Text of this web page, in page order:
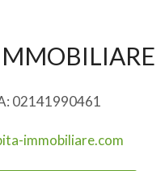
02141990461
immobiliare.com